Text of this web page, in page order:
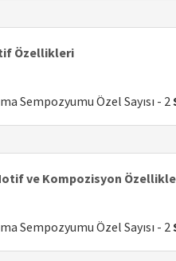
Özellikleri
Sempozyumu Özel Sayısı - 2
ve Kompozisyon
Sempozyumu Özel Sayısı - 2